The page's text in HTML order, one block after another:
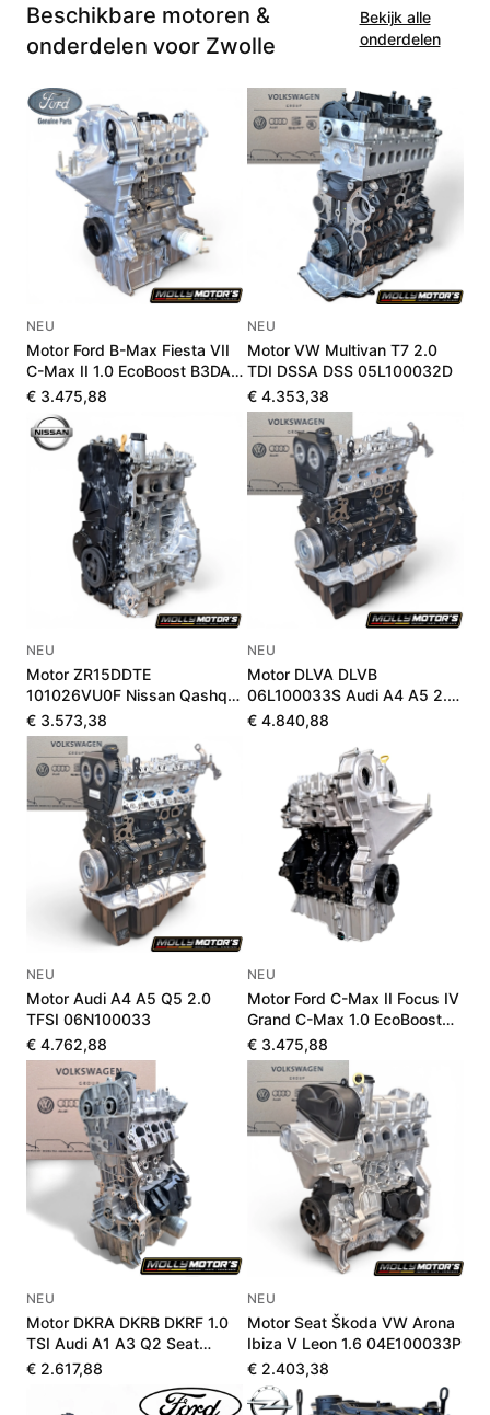
Beschikbare motoren &
onderdelen voor Zwolle
Bekijk alle
onderdelen
NEU
Motor Ford B-Max Fiesta VII
C-Max II 1.0 EcoBoost B3DA
B7DA LX6G6006UA
€ 3.475,88
NEU
Motor VW Multivan T7 2.0
TDI DSSA DSS 05L100032D
€ 4.353,38
NEU
Motor ZR15DDTE
101026VU0F Nissan Qashqai
III 1.5 VC-T 205 PS
€ 3.573,38
NEU
Motor DLVA DLVB
06L100033S Audi A4 A5 2.0
TFSI Mild-Hybrid Neu
€ 4.840,88
NEU
Motor Audi A4 A5 Q5 2.0
TFSI 06N100033
€ 4.762,88
NEU
Motor Ford C-Max II Focus IV
Grand C-Max 1.0 EcoBoost
J1DG6006AA
€ 3.475,88
NEU
Motor DKRA DKRB DKRF 1.0
TSI Audi A1 A3 Q2 Seat
Škoda VW Neu
€ 2.617,88
NEU
Motor Seat Škoda VW Arona
Ibiza V Leon 1.6 04E100033P
€ 2.403,38